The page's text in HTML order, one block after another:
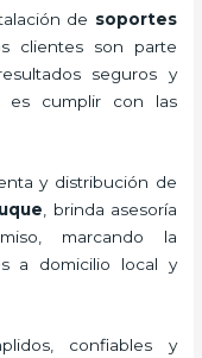
de soportes
clientes son parte
seguros y
es cumplir con las
y distribución de
, brinda asesoría
marcando la
a domicilio local y
confiables y